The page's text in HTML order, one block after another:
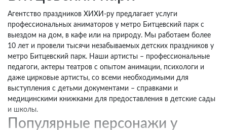
Агентство праздников ХИХИ-ру предлагает услуги
профессиональных аниматоров у метро Битцевский парк с
выездом на дом, в кафе или на природу. Мы работаем более
10 лет и провели тысячи незабываемых детских праздников у
метро Битцевский парк. Наши артисты – профессиональные
педагоги, актеры театров с опытом анимации, психологи и
даже цирковые артисты, со всеми необходимыми для
выступления с детьми документами – справками и
медицинскими книжками для предоставления в детские сады
и школы.
Популярные персонажи у